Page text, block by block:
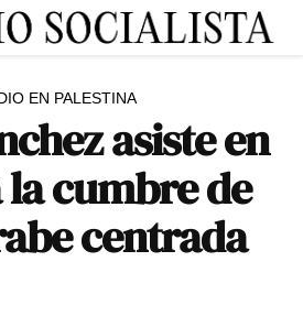
EN PALESTINA
asiste en
la cumbre de
centrada